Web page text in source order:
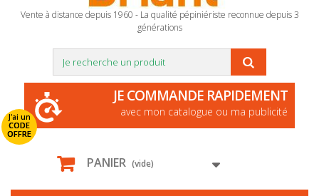
Vente à distance depuis 1960 - La qualité pépiniériste reconnue depuis 3
générations
J'ai un
CODE
OFFRE
JE COMMANDE RAPIDEMENT
avec mon catalogue ou ma publicité
PANIER (vide)